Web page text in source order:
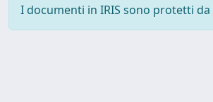
I documenti in IRIS sono protetti